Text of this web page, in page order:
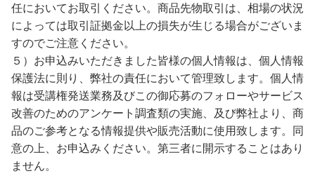
任においてお取引ください。商品先物取引は、相場の状況
によっては取引証拠金以上の損失が生じる場合がございま
すのでご注意ください。
５）お申込みいただきました皆様の個人情報は、個人情報
保護法に則り、弊社の責任において管理致します。個人情
報は受講権発送業務及びこの御応募のフォローやサービス
改善のためのアンケート調査類の実施、及び弊社より、商
品のご参考となる情報提供や販売活動に使用致します。同
意の上、お申込みください。第三者に開示することはあり
ません。